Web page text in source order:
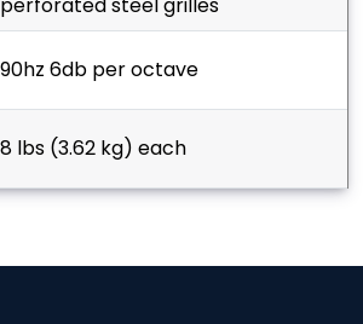
90hz 6db per octave
8 lbs (3.62 kg) each